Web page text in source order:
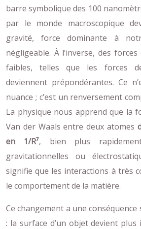
barre symbolique des 100
par le monde macroscopique
gravité, force dominante à
négligeable. À l’inverse, des
faibles, telles que les forces
deviennent prépondérantes. Ce
nuance ; c’est un renversement
La physique nous apprend que la
Van der Waals entre deux atomes
en 1/R⁷, bien plus
gravitationnelles ou
signifie que les interactions à très
le comportement de la matière.
Ce changement a une
: la surface d’un objet devient